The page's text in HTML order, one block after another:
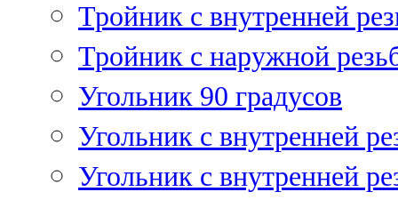
Тройник с внутренней
Тройник с наружной
Угольник 90 градусов
Угольник c внутренней
Угольник с внутренней